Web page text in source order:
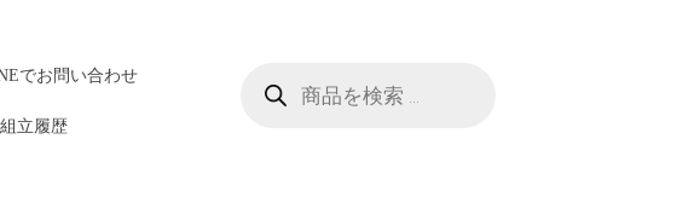
でお問い合わせ
立履歴